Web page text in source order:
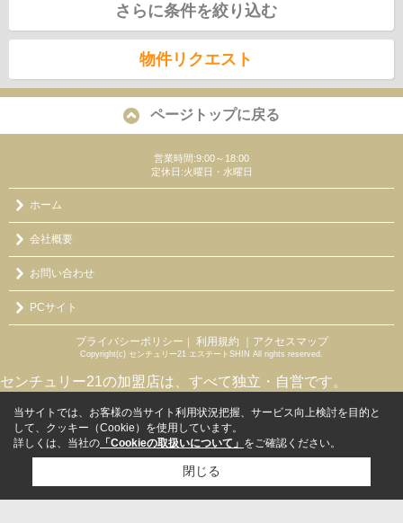
さらに条件を絞り込む
物件リクエスト
ページトップに戻る
営業時間:9:00～18:00
定休日:火曜日・水曜日
ホーム
会社概要
お問い合わせ
PCサイト
プライバシーポリシー ｜ 利用規約 ｜アクセスマップ
Copyright(c) センチュリー21 エステートSHIN All rights reserved.
センチュリー21の加盟店は、すべて独立・自営です。
当サイトでは、お客様の当サイト利用状況把握、サービス向上検討を目的と
して、クッキー（Cookie）を使用しています。
詳しくは、当社の 「Cookieの取扱いについて」 をご確認ください。
閉じる